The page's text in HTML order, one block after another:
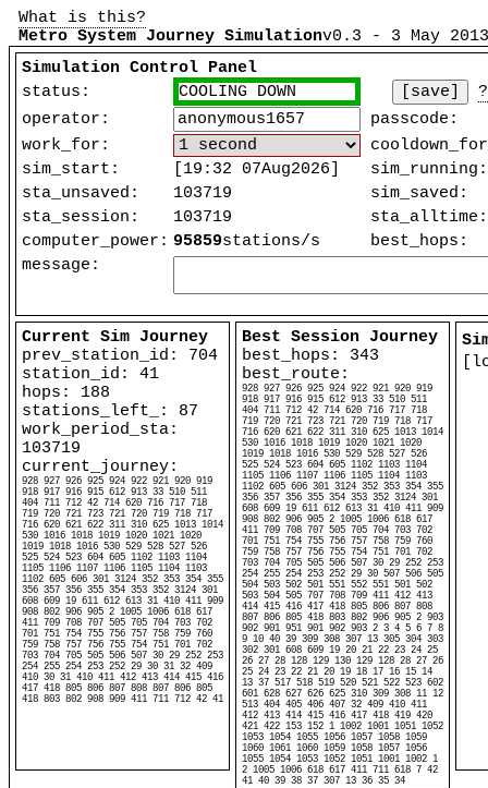
What is this?
Metro System Journey Simulationv0.3 - 3 May
Simulation Control Panel
status:
COOLING DOWN [save]
?
operator:
passcode:
work_for:
sim_start:
[19:32 07Aug2026]
sim_running:
sta_unsaved:
103719
sim_saved:
sta_session:
103719
sta_alltime:
computer_power: 95859stations/s
best_hops:
message:
Current Sim Journey
prev_station_id: 704
station_id: 41
hops: 188
stations_left_: 87
work_period_sta:
103719
current_journey:
928 927 926 925 924 922 921 920 919
918 917 916 915 612 913 33 510 511
404 711 712 42 714 620 716 717 718
719 720 721 723 721 720 719 718 717
716 620 621 622 311 310 625 1013 1014
530 1016 1018 1019 1020 1021 1020
1019 1018 1016 530 529 528 527 526
525 524 523 604 605 1102 1103 1104
1105 1106 1107 1106 1105 1104 1103
1102 605 606 301 3124 352 353 354 355
356 357 356 355 354 353 352 3124 301
608 609 19 611 612 613 31 410 411 909
908 802 906 905 2 1005 1006 618 617
411 709 708 707 505 705 704 703 702
701 751 754 755 756 757 758 759 760
759 758 757 756 755 754 751 701 702
703 704 705 505 506 507 30 29 252 253
254 255 254 253 252 29 30 31 32 409
410 30 31 410 411 412 413 414 415 416
417 418 805 806 807 808 807 806 805
418 803 802 908 909 411 711 712 42 41
Best Session Journey
best_hops: 343
best_route:
928 927 926 925 924 922 921 920 919
918 917 916 915 612 913 33 510 511
404 711 712 42 714 620 716 717 718
719 720 721 723 721 720 719 718 717
716 620 621 622 311 310 625 1013 1014
530 1016 1018 1019 1020 1021 1020
1019 1018 1016 530 529 528 527 526
525 524 523 604 605 1102 1103 1104
1105 1106 1107 1106 1105 1104 1103
1102 605 606 301 3124 352 353 354 355
356 357 356 355 354 353 352 3124 301
608 609 19 611 612 613 31 410 411 909
908 802 906 905 2 1005 1006 618 617
411 709 708 707 505 705 704 703 702
701 751 754 755 756 757 758 759 760
759 758 757 756 755 754 751 701 702
703 704 705 505 506 507 30 29 252 253
254 255 254 253 252 29 30 507 506 505
504 503 502 501 551 552 551 501 502
503 504 505 707 708 709 411 412 413
414 415 416 417 418 805 806 807 808
807 806 805 418 803 802 906 905 2 903
902 901 951 901 902 903 2 3 4 5 6 7 8
9 10 40 39 309 308 307 13 305 304 303
302 301 608 609 19 20 21 22 23 24 25
26 27 28 128 129 130 129 128 28 27 26
25 24 23 22 21 20 19 18 17 16 15 14
13 37 517 518 519 520 521 522 523 602
601 628 627 626 625 310 309 308 11 12
513 404 405 406 407 32 409 410 411
412 413 414 415 416 417 418 419 420
421 422 153 152 1 1002 1001 1051 1052
1053 1054 1055 1056 1057 1058 1059
1060 1061 1060 1059 1058 1057 1056
1055 1054 1053 1052 1051 1001 1002 1
2 1005 1006 618 617 411 711 618 7 42
41 40 39 38 37 307 13 36 35 34